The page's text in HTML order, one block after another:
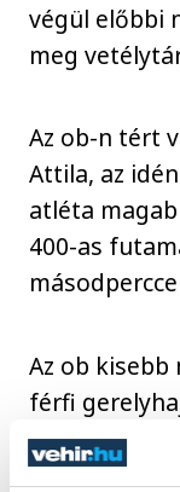
végül előbbi
meg
Az ob-n tért
Attila, az
atléta
400-as
Az ob
férfi
Barnabás
Herczeg